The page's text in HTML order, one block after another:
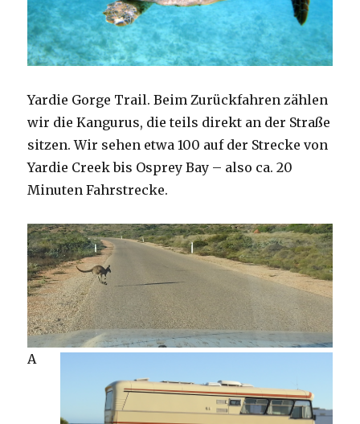
Yardie Gorge Trail. Beim Zurückfahren zählen
wir die Kangurus, die teils direkt an der Straße
sitzen. Wir sehen etwa 100 auf der Strecke von
Yardie Creek bis Osprey Bay – also ca. 20
Minuten Fahrstrecke.
A